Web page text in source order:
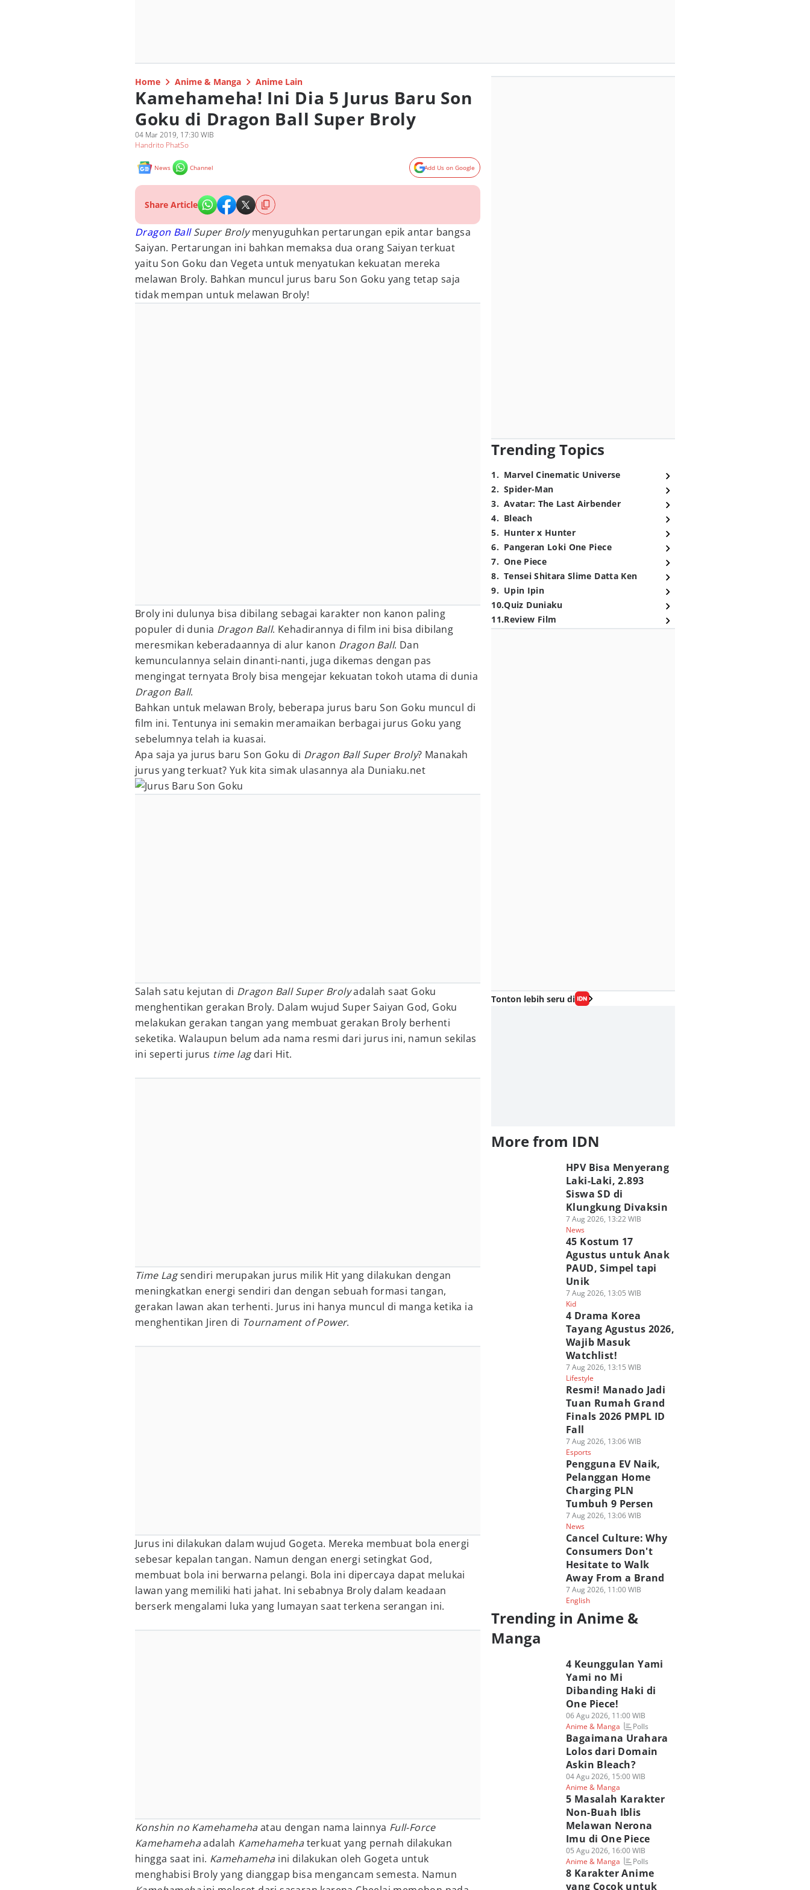
Home Anime & Manga Anime Lain
Kamehameha! Ini Dia 5 Jurus Baru Son
Goku di Dragon Ball Super Broly
04 Mar 2019, 17:30 WIB
Handrito PhatSo
News Channel Add Us on Google
Share Article
Dragon BallSuper Brolymenyuguhkan pertarungan epik antar bangsa
Saiyan. Pertarungan ini bahkan memaksa dua orang Saiyan terkuat
yaitu Son Goku dan Vegeta untuk menyatukan kekuatan mereka
melawan Broly. Bahkan muncul jurus baru Son Goku yang tetap saja
tidak mempan untuk melawan Broly!
Broly ini dulunya bisa dibilang sebagai karakter non kanon paling
populer di dunia Dragon Ball. Kehadirannya di film ini bisa dibilang
meresmikan keberadaannya di alur kanon Dragon Ball. Dan
kemunculannya selain dinanti-nanti, juga dikemas dengan pas
mengingat ternyata Broly bisa mengejar kekuatan tokoh utama di dunia
Dragon Ball.
Bahkan untuk melawan Broly, beberapa jurus baru Son Goku muncul di
film ini. Tentunya ini semakin meramaikan berbagai jurus Goku yang
sebelumnya telah ia kuasai.
Apa saja ya jurus baru Son Goku di Dragon Ball Super Broly? Manakah
jurus yang terkuat? Yuk kita simak ulasannya ala Duniaku.net
Salah satu kejutan di Dragon Ball Super Brolyadalah saat Goku
menghentikan gerakan Broly. Dalam wujud Super Saiyan God, Goku
melakukan gerakan tangan yang membuat gerakan Broly berhenti
seketika. Walaupun belum ada nama resmi dari jurus ini, namun sekilas
ini seperti jurus time lagdari Hit.
Time Lagsendiri merupakan jurus milik Hit yang dilakukan dengan
meningkatkan energi sendiri dan dengan sebuah formasi tangan,
gerakan lawan akan terhenti. Jurus ini hanya muncul di manga ketika ia
menghentikan Jiren di Tournament of Power.
Jurus ini dilakukan dalam wujud Gogeta. Mereka membuat bola energi
sebesar kepalan tangan. Namun dengan energi setingkat God,
membuat bola ini berwarna pelangi. Bola ini dipercaya dapat melukai
lawan yang memiliki hati jahat. Ini sebabnya Broly dalam keadaan
berserk mengalami luka yang lumayan saat terkena serangan ini.
Konshin no Kamehamehaatau dengan nama lainnya Full-Force
Kamehamehaadalah Kamehamehaterkuat yang pernah dilakukan
hingga saat ini. Kamehamehaini dilakukan oleh Gogeta untuk
menghabisi Broly yang dianggap bisa mengancam semesta. Namun
Trending Topics
1. Marvel Cinematic Universe
2. Spider-Man
3. Avatar: The Last Airbender
4. Bleach
5. Hunter x Hunter
6. Pangeran Loki One Piece
7. One Piece
8. Tensei Shitara Slime Datta Ken
9. Upin Ipin
10.Quiz Duniaku
11.Review Film
Tonton lebih seru di
More from IDN
HPV Bisa Menyerang
Laki-Laki, 2.893
Siswa SD di
Klungkung Divaksin
7 Aug 2026, 13:22 WIB
News
45 Kostum 17
Agustus untuk Anak
PAUD, Simpel tapi
Unik
7 Aug 2026, 13:05 WIB
Kid
4 Drama Korea
Tayang Agustus 2026,
Wajib Masuk
Watchlist!
7 Aug 2026, 13:15 WIB
Lifestyle
Resmi! Manado Jadi
Tuan Rumah Grand
Finals 2026 PMPL ID
Fall
7 Aug 2026, 13:06 WIB
Esports
Pengguna EV Naik,
Pelanggan Home
Charging PLN
Tumbuh 9 Persen
7 Aug 2026, 13:06 WIB
News
Cancel Culture: Why
Consumers Don't
Hesitate to Walk
Away From a Brand
7 Aug 2026, 11:00 WIB
English
Trending in Anime &
Manga
4 Keunggulan Yami
Yami no Mi
Dibanding Haki di
One Piece!
06 Agu 2026, 11:00 WIB
Anime & Manga
Polls
Bagaimana Urahara
Lolos dari Domain
Askin Bleach?
04 Agu 2026, 15:00 WIB
Anime & Manga
5 Masalah Karakter
Non-Buah Iblis
Melawan Nerona
Imu di One Piece
05 Agu 2026, 16:00 WIB
Anime & Manga
Polls
8 Karakter Anime
yang Cocok untuk